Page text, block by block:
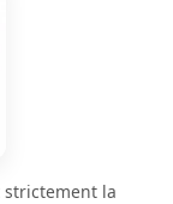
strictement la